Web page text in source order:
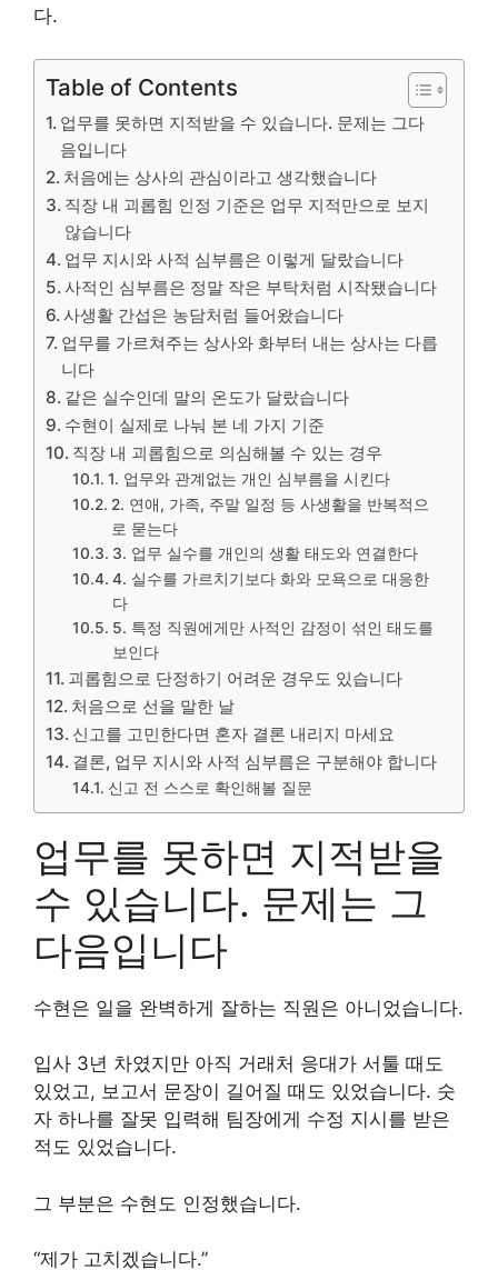
다.
Table of Contents
업무를 못하면 지적받을 수 있습니다. 문제는 그다
음입니다
처음에는 상사의 관심이라고 생각했습니다
직장 내 괴롭힘 인정 기준은 업무 지적만으로 보지
않습니다
업무 지시와 사적 심부름은 이렇게 달랐습니다
사적인 심부름은 정말 작은 부탁처럼 시작됐습니다
사생활 간섭은 농담처럼 들어왔습니다
업무를 가르쳐주는 상사와 화부터 내는 상사는 다릅
니다
같은 실수인데 말의 온도가 달랐습니다
수현이 실제로 나눠 본 네 가지 기준
직장 내 괴롭힘으로 의심해볼 수 있는 경우
1. 업무와 관계없는 개인 심부름을 시킨다
2. 연애, 가족, 주말 일정 등 사생활을 반복적으
로 묻는다
3. 업무 실수를 개인의 생활 태도와 연결한다
4. 실수를 가르치기보다 화와 모욕으로 대응한
다
5. 특정 직원에게만 사적인 감정이 섞인 태도를
보인다
괴롭힘으로 단정하기 어려운 경우도 있습니다
처음으로 선을 말한 날
신고를 고민한다면 혼자 결론 내리지 마세요
결론, 업무 지시와 사적 심부름은 구분해야 합니다
신고 전 스스로 확인해볼 질문
업무를 못하면 지적받을
수 있습니다. 문제는 그
다음입니다
수현은 일을 완벽하게 잘하는 직원은 아니었습니다.
입사 3년 차였지만 아직 거래처 응대가 서툴 때도
있었고, 보고서 문장이 길어질 때도 있었습니다. 숫
자 하나를 잘못 입력해 팀장에게 수정 지시를 받은
적도 있었습니다.
그 부분은 수현도 인정했습니다.
“제가 고치겠습니다.”